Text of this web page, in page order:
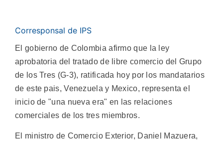
Corresponsal de IPS
El gobierno de Colombia afirmo que la ley
aprobatoria del tratado de libre comercio del Grupo
de los Tres (G-3), ratificada hoy por los mandatarios
de este pais, Venezuela y Mexico, representa el
inicio de "una nueva era" en las relaciones
comerciales de los tres miembros.
El ministro de Comercio Exterior, Daniel Mazuera,